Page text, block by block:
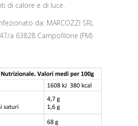
di calore e di luce.
da: MARCOZZI SRL
a 63828 Campofilone (FM)